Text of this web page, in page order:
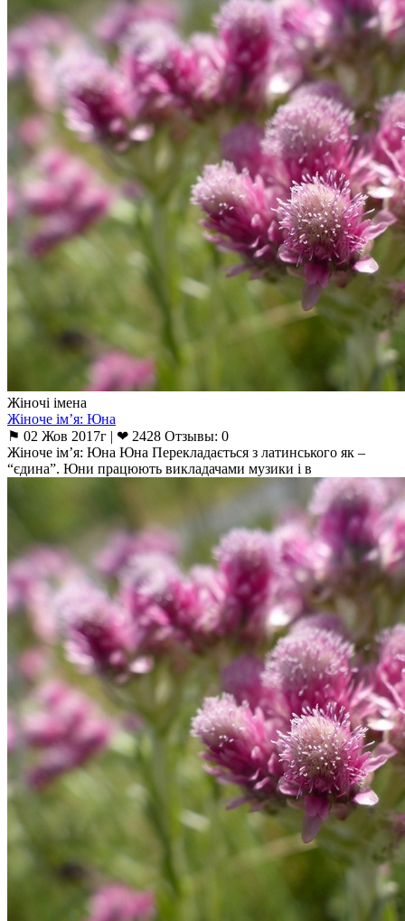
Жіночі імена
Жіноче ім’я: Юна
⚑ 02 Жов 2017г | ❤ 2428 Отзывы: 0
Жіноче ім’я: Юна Юна Перекладається з латинського як –
“єдина”. Юни працюють викладачами музики і в